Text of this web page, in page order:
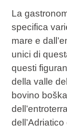
La
specifica
mare e
unici di
questi
della valle
bovino